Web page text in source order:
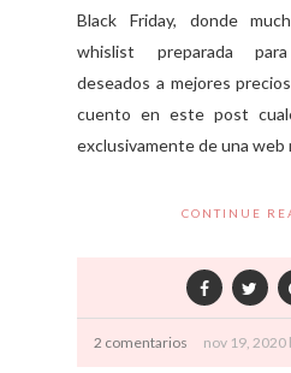
Black Friday, donde
whislist preparada
deseados a mejores
cuento en este post
exclusivamente de una web
CONTINUE
2 comentarios nov 19, 2020